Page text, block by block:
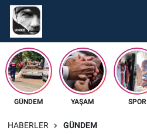
GÜNDEM YAŞAM SPOR
HABERLER GÜNDEM
Gündem
Ekonomi
Spor
Nöbetçi Eczaneler
Hava Durumu
Namaz Vakitleri